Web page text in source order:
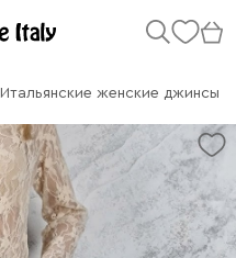
Итальянские женские джинсы